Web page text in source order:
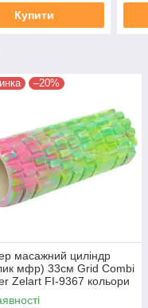
Купити
–20%
масажний циліндр
мфр) 33см Grid Combi
Zelart FI-9367 кольори